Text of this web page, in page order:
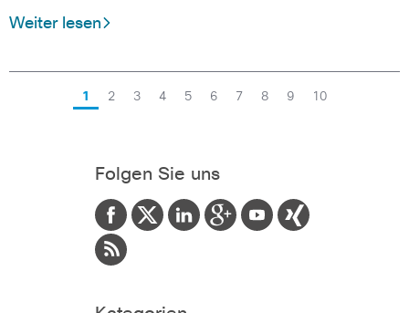
Weiter lesen
1 2 3 4 5 6 7 8 9 10
Folgen Sie uns